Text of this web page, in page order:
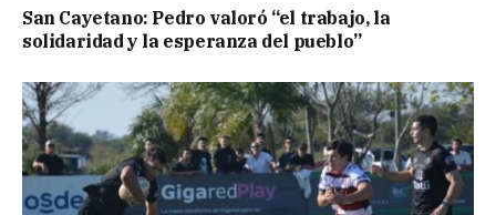
San Cayetano: Pedro valoró “el trabajo, la
solidaridad y la esperanza del pueblo”